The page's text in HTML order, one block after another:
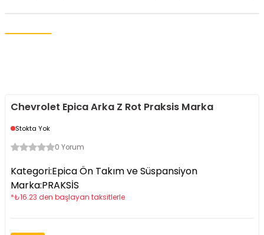
Chevrolet Epica Arka Z Rot Praksis Marka
Stokta Yok
0 Yorum
Kategori:Epica Ön Takım ve Süspansiyon
Marka:PRAKSİS
*₺16.23 den başlayan taksitlerle